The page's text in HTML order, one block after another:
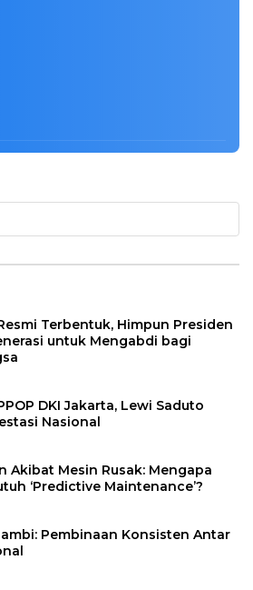
Terbentuk, Himpun Presiden
untuk Mengabdi bagi
DKI Jakarta, Lewi Saduto
Nasional
Akibat Mesin Rusak: Mengapa
‘Predictive Maintenance’?
Pembinaan Konsisten Antar